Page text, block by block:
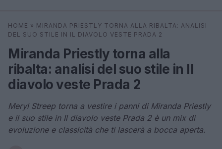
Cerca ⌕ ×
HOME » MIRANDA PRIESTLY TORNA ALLA RIBALTA: ANALISI
DEL SUO STILE IN IL DIAVOLO VESTE PRADA 2
Miranda Priestly torna alla
ribalta: analisi del suo stile in Il
diavolo veste Prada 2
Meryl Streep torna a vestire i panni di Miranda Priestly
e il suo stile in Il diavolo veste Prada 2 è un mix di
evoluzione e classicità che ti lascerà a bocca aperta.